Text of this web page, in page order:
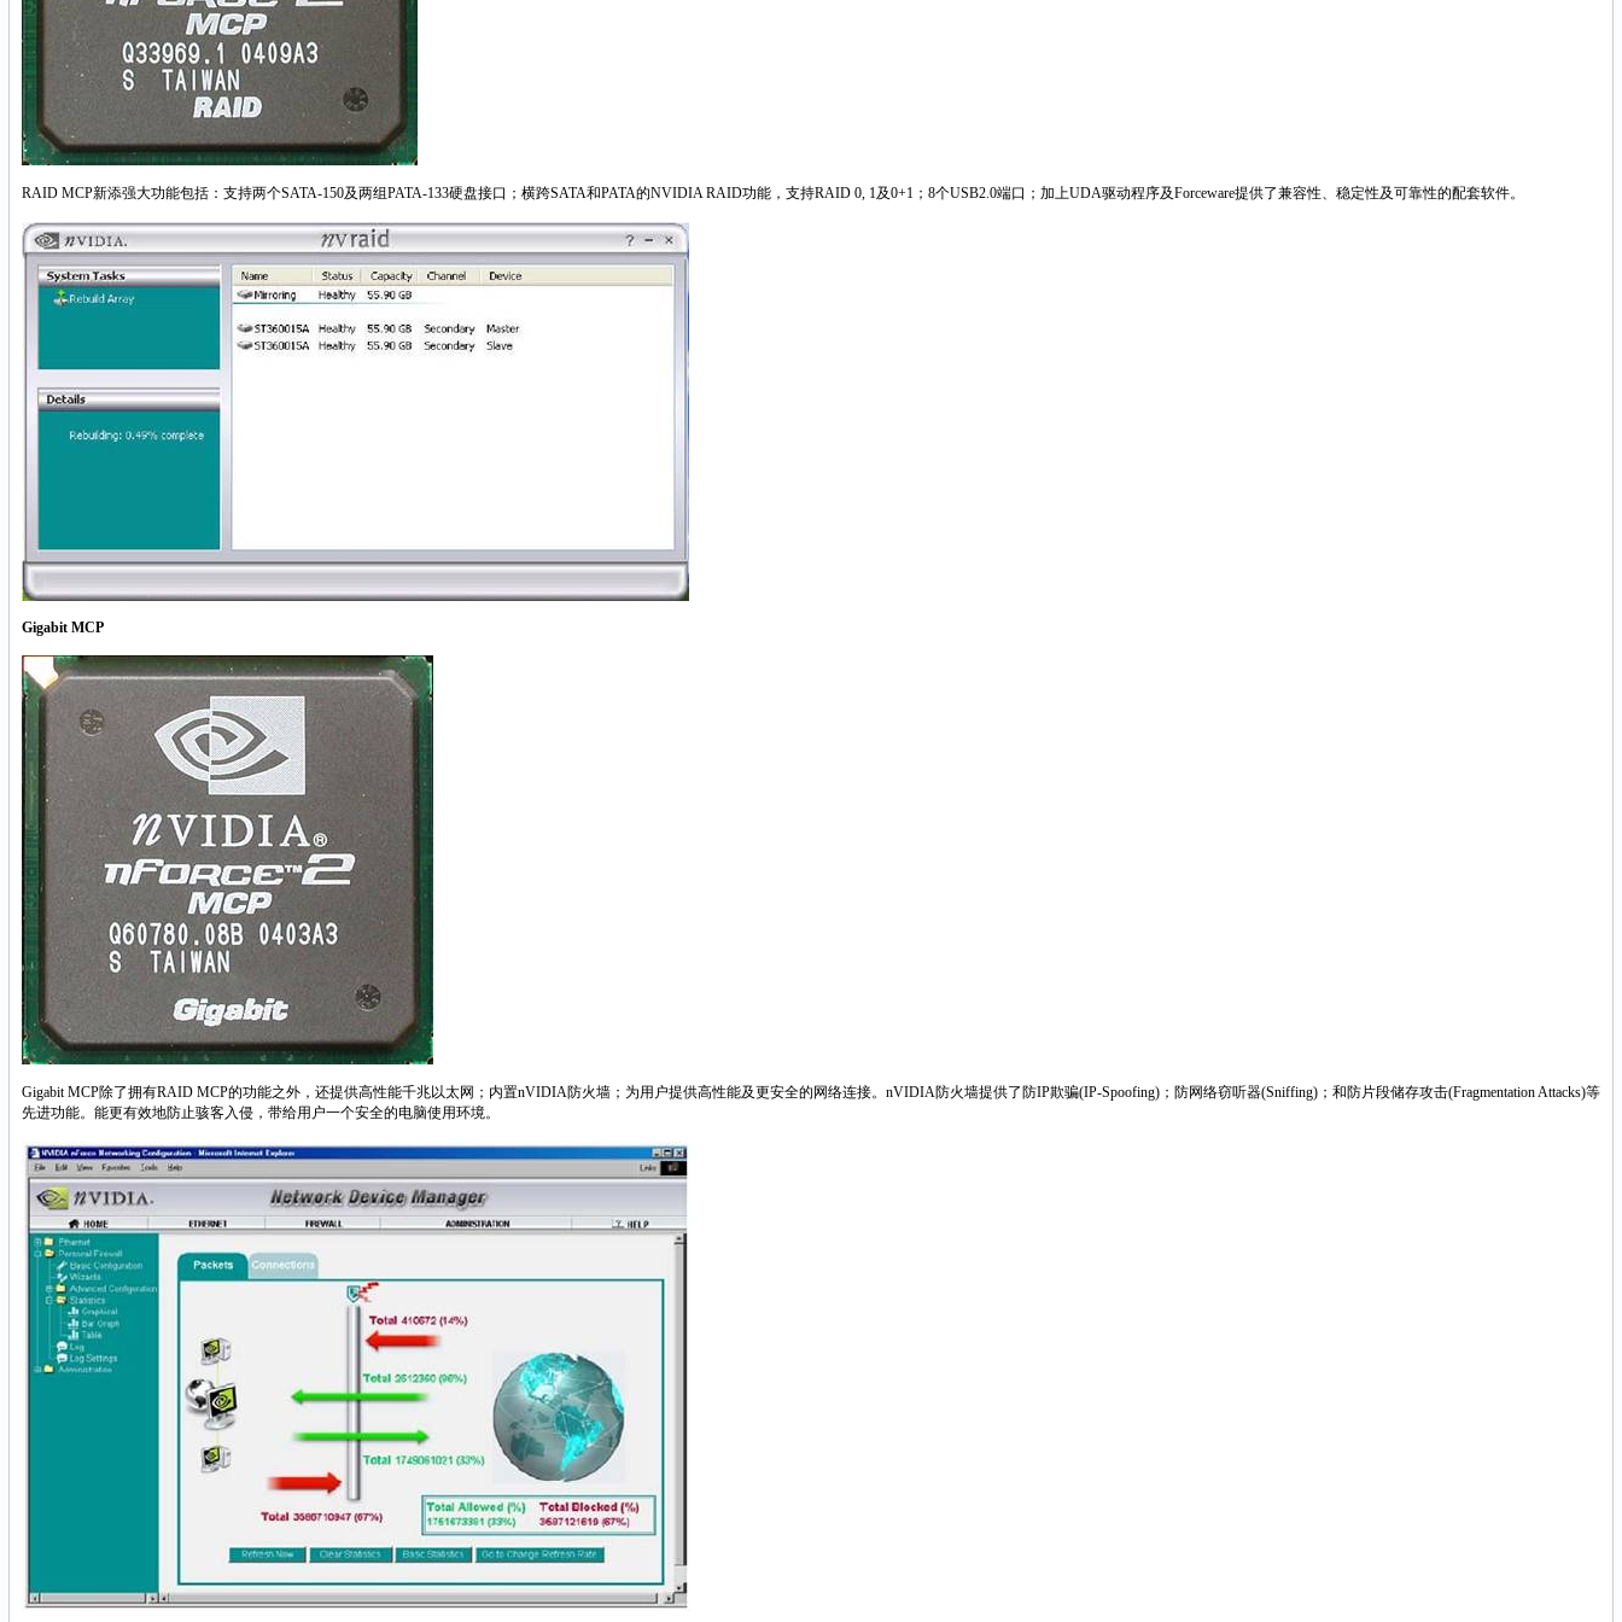
RAID MCP新添强大功能包括：支持两个SATA-150及两组PATA-133硬盘接口；横跨SATA和PATA的NVIDIA RAID功能，支持RAID 0, 1及0+1；8个USB2.0端口；加上UDA驱动程序及Forceware提供了兼容性、稳定性及可靠性的配套软件。
Gigabit MCP
Gigabit MCP除了拥有RAID MCP的功能之外，还提供高性能千兆以太网；内置nVIDIA防火墙；为用户提供高性能及更安全的网络连接。nVIDIA防火墙提供了防IP欺骗(IP-Spoofing)；防网络窃听器(Sniffing)；和防片段储存攻击(Fragmentation Attacks)等
先进功能。能更有效地防止骇客入侵，带给用户一个安全的电脑使用环境。